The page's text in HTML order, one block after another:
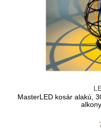
MasterLED kosár alakú,